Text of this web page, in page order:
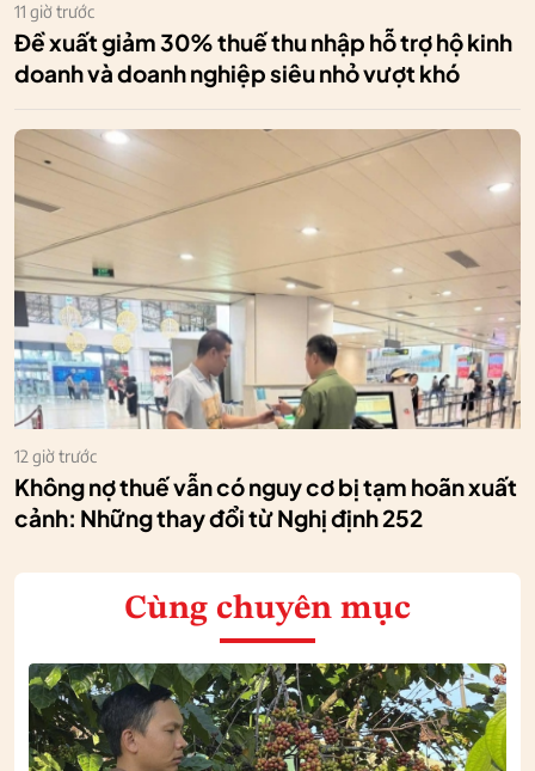
11 giờ trước
Đề xuất giảm 30% thuế thu nhập hỗ trợ hộ kinh
doanh và doanh nghiệp siêu nhỏ vượt khó
12 giờ trước
Không nợ thuế vẫn có nguy cơ bị tạm hoãn xuất
cảnh: Những thay đổi từ Nghị định 252
Cùng chuyên mục